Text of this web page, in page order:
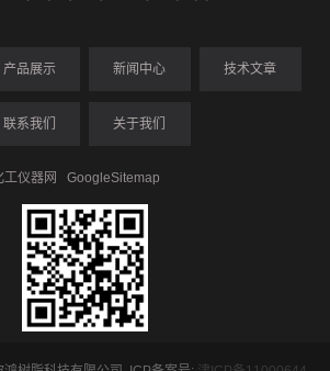
产品展示 新闻中心 技术文章
联系我们 关于我们
工仪器网 GoogleSitemap